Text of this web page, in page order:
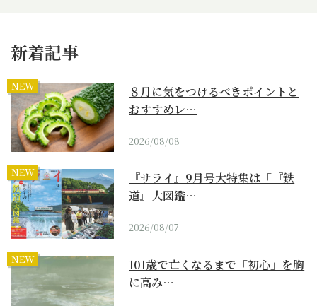
新着記事
NEW
８月に気をつけるべきポイントと
おすすめレ…
2026/08/08
NEW
『サライ』9月号大特集は「『鉄
道』大図鑑…
2026/08/07
NEW
101歳で亡くなるまで「初心」を胸
に高み…